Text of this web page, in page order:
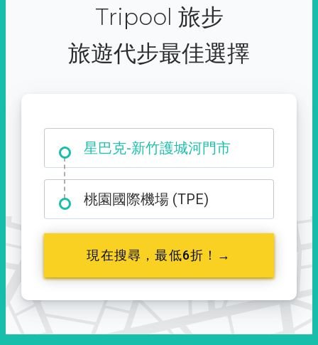
Tripool 旅步
旅遊代步最佳選擇
星巴克-新竹護城河門市
大霸尖山登山口
桃園國際機場 (TPE)
現在搜尋，最低6折！→